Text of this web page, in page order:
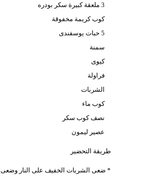
كوب كريمة مخفوقة
سمنة
كيوى
فراولة
الشربات
كوب ماء
نصف كوب سكر
عصير ليمون
طريقة التحضير
* ضعى الشربات الخفيف على النار وضعى